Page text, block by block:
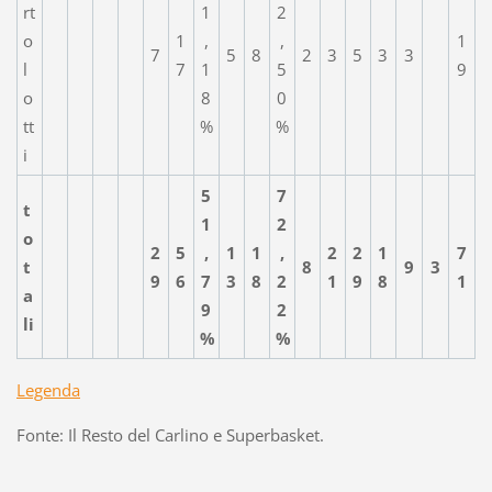
rt
o
l
o
tt
i
7
1
7
1
,
1
8
%
5 8
2
,
5
0
%
2 3 5 3 3
1
9
t
o
t
a
li
2
9
5
6
5
1
,
7
9
%
1
3
1
8
7
2
,
2
2
%
8
2
1
2
9
1
8
9 3
7
1
Legenda
Fonte: Il Resto del Carlino e Superbasket.